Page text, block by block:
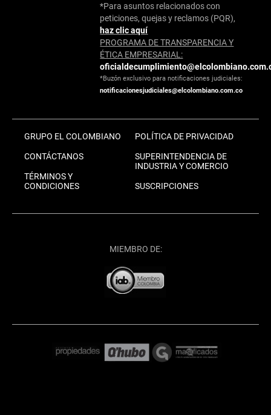
*Para asuntos relacionados con
peticiones, quejas y reclamos (PQR),
haz clic aquí
PROGRAMA DE TRANSPARENCIA Y
ÉTICA EMPRESARIAL:
*Buzón exclusivo para notificaciones judiciales:
notificacionesjudiciales@elcolombiano.com.co
GRUPO EL COLOMBIANO
CONTÁCTANOS
TÉRMINOS Y
CONDICIONES
POLÍTICA DE PRIVACIDAD
SUPERINTENDENCIA DE
INDUSTRIA Y COMERCIO
SUSCRIPCIONES
MIEMBRO DE: